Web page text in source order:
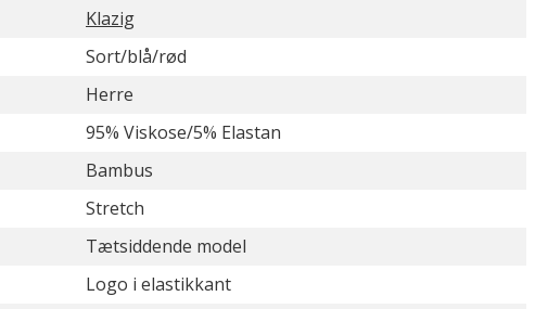
Klazig
Sort/blå/rød
Herre
95% Viskose/5% Elastan
Bambus
Stretch
Tætsiddende model
Logo i elastikkant